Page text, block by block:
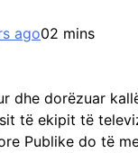
ago02 mins
dhe dorëzuar
të ekipit të
Publike do të